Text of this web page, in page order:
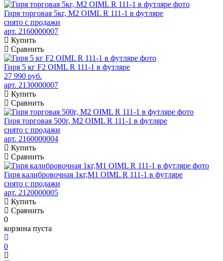
Гиря торговая 5кг, М2 OIML R 111-1 в футляре
снято с продажи
арт. 2160000007
Купить
Сравнить
Гиря 5 кг F2 OIML R 111-1 в футляре
27 990 руб.
арт. 2130000007
Купить
Сравнить
Гиря торговая 500г, М2 OIML R 111-1 в футляре
снято с продажи
арт. 2160000004
Купить
Сравнить
Гиря калибровочная 1кг,М1 OIML R 111-1 в футляре
снято с продажи
арт. 2120000005
Купить
Сравнить
0
корзина пуста
0